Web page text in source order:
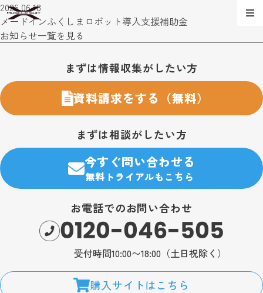
2026.06.18
メードインふくしまロボット導入支援補助金
お知らせ一覧を見る
まずは情報収集がしたい方
資料請求をする（無料）
まずは相談がしたい方
今すぐ問い合わせる
無料トライアルもこちら
お電話でのお問い合わせ
0120-046-505
受付時間10:00〜18:00（土日祝除く）
購入サイトはこちら